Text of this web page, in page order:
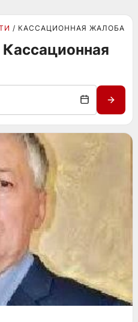
КАССАЦИОННАЯ ЖАЛОБА
Кассационная